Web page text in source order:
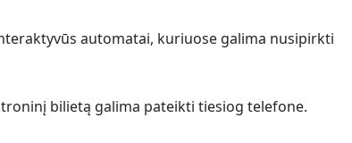
automatai, kuriuose galima nusipirkti
bilietą galima pateikti tiesiog telefone.